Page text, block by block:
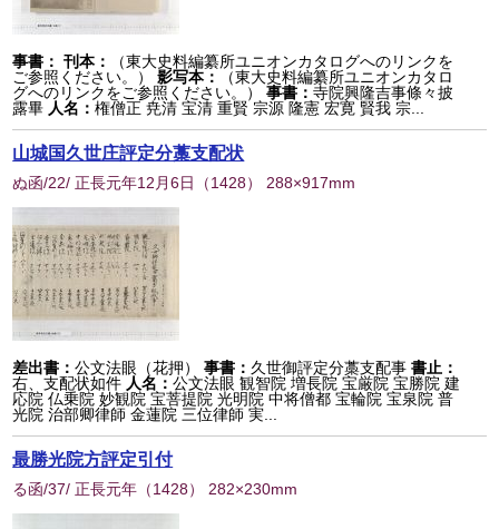
事書： 刊本：
（東大史料編纂所ユニオンカタログへのリンクを
ご参照ください。）
影写本：
（東大史料編纂所ユニオンカタロ
グへのリンクをご参照ください。）
事書：寺院興隆吉事條々披
露畢 人名：権僧正 尭清 宝清 重賢 宗源 隆憲 宏寛 賢我 宗...
山城国久世庄評定分藁支配状
ぬ函/22/ 正長元年12月6日 （1428） 288×917mm
差出書：公文法眼（花押） 事書： 久世御評定分藁支配事 書止：
右、支配状如件 人名：公文法眼 観智院 増長院 宝厳院 宝勝院 建
応院 仏乗院 妙観院 宝菩提院 光明院 中将僧都 宝輪院 宝泉院 普
光院 治部卿律師 金蓮院 三位律師 実...
最勝光院方評定引付
る函/37/ 正長元年 （1428） 282×230mm